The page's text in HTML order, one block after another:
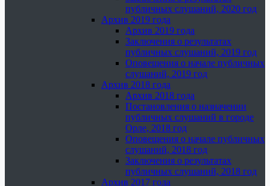
публичных слушаний, 2020 год
Архив 2019 года
Архив 2019 года
Заключения о результатах
публичных слушаний, 2019 год
Оповещения о начале публичных
слушаний, 2019 год
Архив 2018 года
Архив 2018 года
Постановления о назначении
публичных слушаний в городе
Орле, 2018 год
Оповещения о начале публичных
слушаний, 2018 год
Заключения о результатах
публичных слушаний, 2018 год
Архив 2017 года